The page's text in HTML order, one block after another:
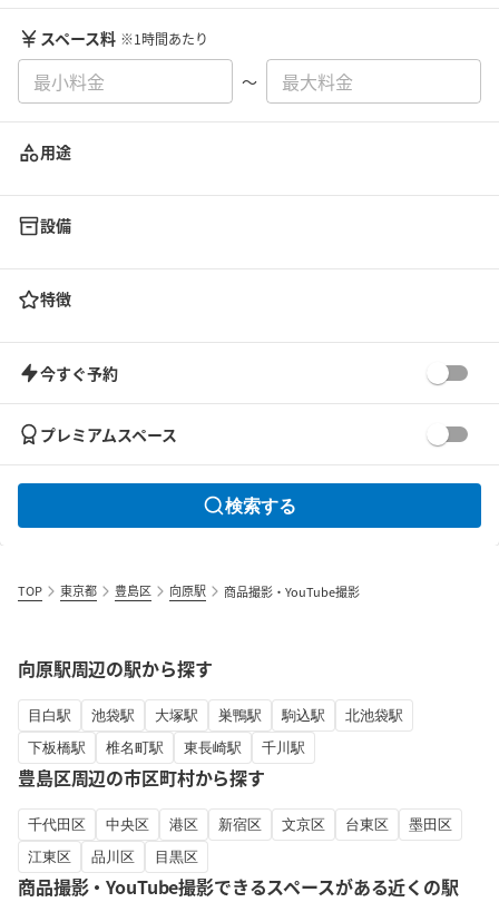
スペース料 ※1時間あたり
〜
用途
設備
特徴
今すぐ予約
プレミアムスペース
検索する
TOP 東京都 豊島区 向原駅 商品撮影・YouTube撮影
向原駅周辺の駅から探す
目白駅 池袋駅 大塚駅 巣鴨駅 駒込駅
北池袋駅
下板橋駅
椎名町駅 東長崎駅 千川駅
豊島区周辺の市区町村から探す
千代田区 中央区 港区 新宿区 文京区 台東区
墨田区
江東区
品川区 目黒区
商品撮影・YouTube撮影できるスペースがある近くの駅